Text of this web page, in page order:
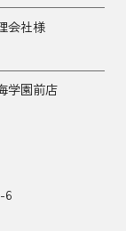
会社様
学園前店
6